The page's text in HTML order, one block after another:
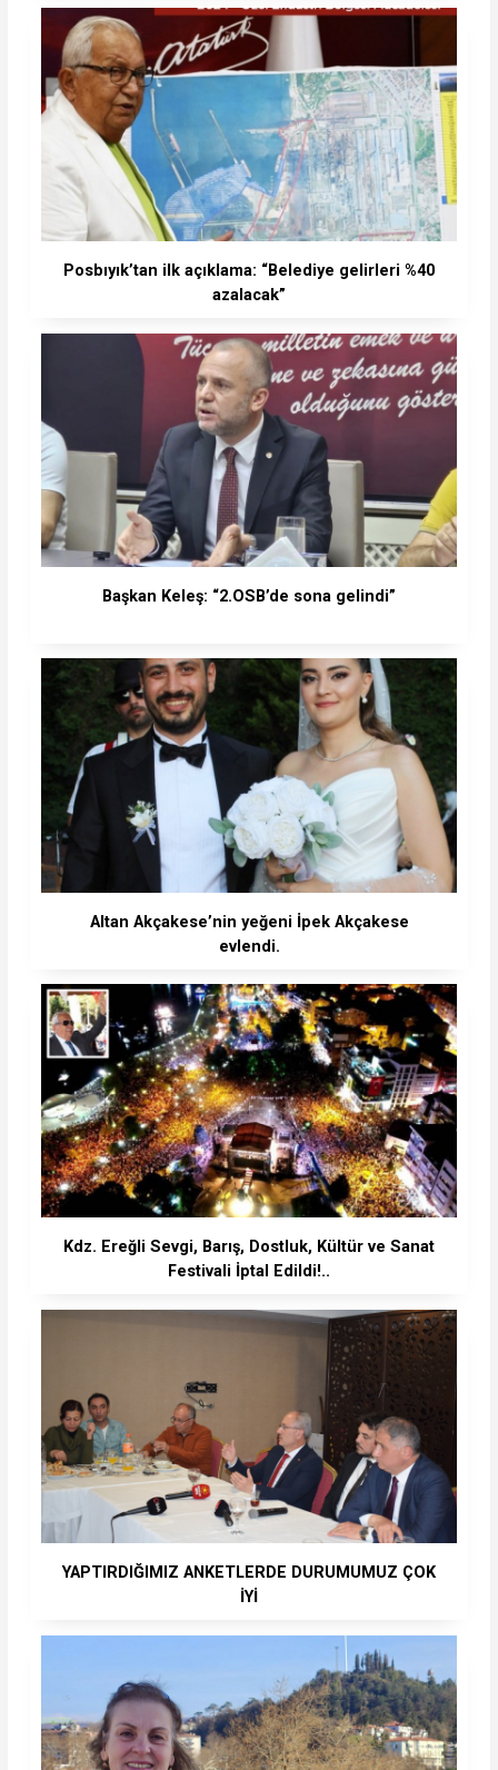
Posbıyık’tan ilk açıklama: “Belediye gelirleri %40
azalacak”
Başkan Keleş: “2.OSB’de sona gelindi”
Altan Akçakese’nin yeğeni İpek Akçakese
evlendi.
Kdz. Ereğli Sevgi, Barış, Dostluk, Kültür ve Sanat
Festivali İptal Edildi!..
YAPTIRDIĞIMIZ ANKETLERDE DURUMUMUZ ÇOK
İYİ